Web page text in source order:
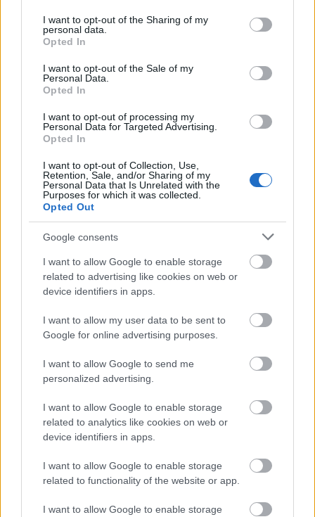
not limited to your visit or usage behaviour. You may click to
grant or deny consent to Google and its third-party tags to
use your data for below specified purposes in below Google
consent section.
I want to opt-out of the Sharing of my
personal data.
Opted In
I want to opt-out of the Sale of my
Personal Data.
Opted In
I want to opt-out of processing my
Personal Data for Targeted Advertising.
Opted In
I want to opt-out of Collection, Use,
Retention, Sale, and/or Sharing of my
Personal Data that Is Unrelated with the
Purposes for which it was collected.
Opted Out
Google consents
I want to allow Google to enable storage
related to advertising like cookies on web or
device identifiers in apps.
I want to allow my user data to be sent to
Google for online advertising purposes.
I want to allow Google to send me
personalized advertising.
I want to allow Google to enable storage
related to analytics like cookies on web or
device identifiers in apps.
I want to allow Google to enable storage
related to functionality of the website or app.
I want to allow Google to enable storage
különböző formákat és arcokat. Van aki a leghétköznapibb
tárgyakban. Gilbert Legrand az utóbbi csoportba tartozik. A
francia művész ugyanis hétköznapi tárgyakat varázsol
Eyecandies with Urbanista Szerinted kinek szebb a meze?
2014.06.19 09:15:00
Szerinted melyik csapatnak szebb a meze? - egy a neten
leggyakrabban elhangzó női kérdés. Nos, a kérdést a
viccelődök valószínűsíthetően nem veszik igazán komolyan, a
Guardian szerkesztői viszont igen. Ugyanis…..
2014.06.17 15:20:03
Jordan Matter fotós projektjét a három éves fia elmélyült játéka
és persze egy remek balett előadás inspirálta. Az említett fotós
odaadással buszozott képzeletbeli világok között, az apuka